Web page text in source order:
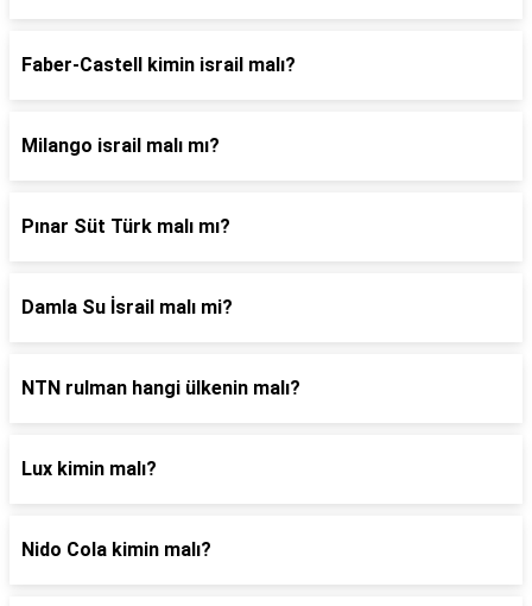
Faber-Castell kimin israil malı?
Milango israil malı mı?
Pınar Süt Türk malı mı?
Damla Su İsrail malı mi?
NTN rulman hangi ülkenin malı?
Lux kimin malı?
Nido Cola kimin malı?